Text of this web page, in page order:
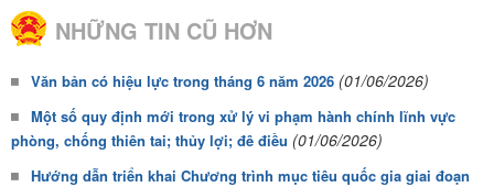
NHỮNG TIN CŨ HƠN
Văn bản có hiệu lực trong tháng 6 năm 2026 (01/06/2026)
Một số quy định mới trong xử lý vi phạm hành chính lĩnh vực
phòng, chống thiên tai; thủy lợi; đê điều (01/06/2026)
Hướng dẫn triển khai Chương trình mục tiêu quốc gia giai đoạn